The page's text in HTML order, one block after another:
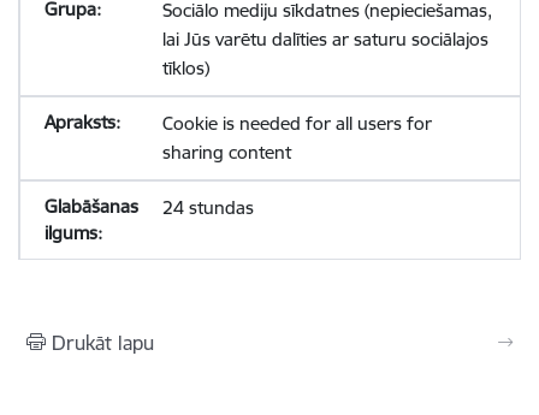
Sociālo mediju sīkdatnes (nepieciešamas,
lai Jūs varētu dalīties ar saturu sociālajos
tīklos)
Cookie is needed for all users for
sharing content
24 stundas
Drukāt lapu